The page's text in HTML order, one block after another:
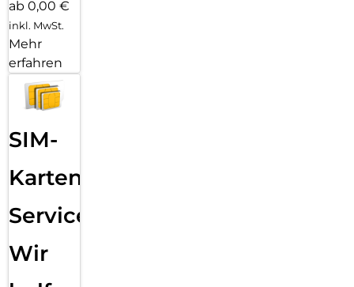
ab 0,00 €
inkl. MwSt.
Mehr
erfahren
SIM-
Karten
Service:
Wir